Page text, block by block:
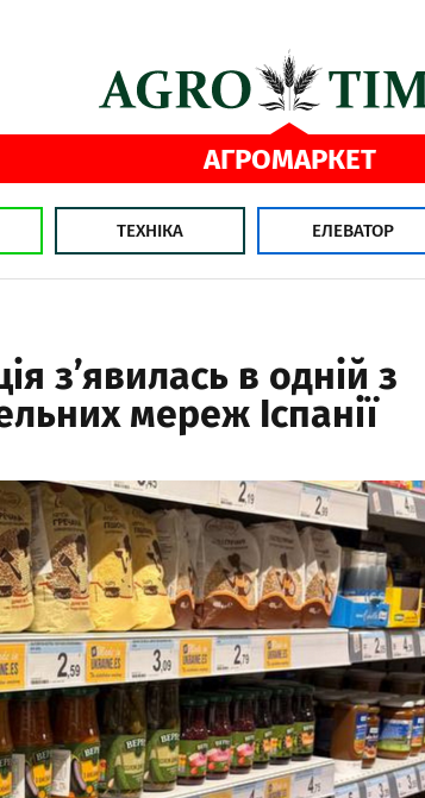
АГРОМАРКЕТ
ТЕХНІКА ЕЛЕВАТОР
з’явилась в одній з
мереж Іспанії